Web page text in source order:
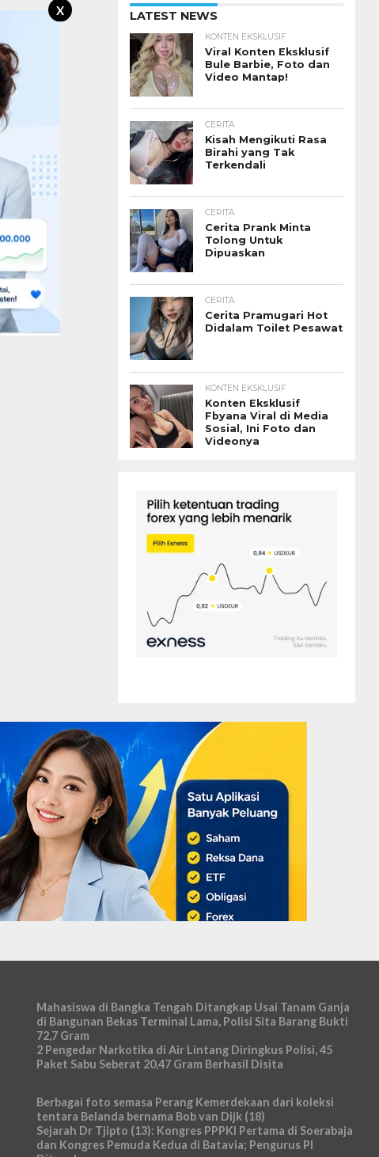
X LATEST NEWS
KONTEN EKSKLUSIF
Viral Konten Eksklusif
Bule Barbie, Foto dan
Video Mantap!
CERITA
Kisah Mengikuti Rasa
Birahi yang Tak
Terkendali
CERITA
Cerita Prank Minta
Tolong Untuk
Dipuaskan
CERITA
Cerita Pramugari Hot
Didalam Toilet Pesawat
KONTEN EKSKLUSIF
Konten Eksklusif
Fbyana Viral di Media
Sosial, Ini Foto dan
Videonya
Mahasiswa di Bangka Tengah Ditangkap Usai Tanam Ganja
di Bangunan Bekas Terminal Lama, Polisi Sita Barang Bukti
72,7 Gram
2 Pengedar Narkotika di Air Lintang Diringkus Polisi, 45
Paket Sabu Seberat 20,47 Gram Berhasil Disita
Berbagai foto semasa Perang Kemerdekaan dari koleksi
tentara Belanda bernama Bob van Dijk (18)
Sejarah Dr Tjipto (13): Kongres PPPKI Pertama di Soerabaja
dan Kongres Pemuda Kedua di Batavia; Pengurus PI